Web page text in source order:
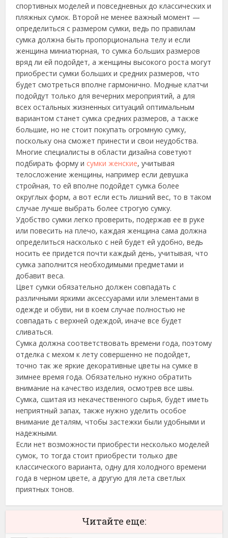
спортивных моделей и повседневных до классических и
пляжных сумок. Второй не менее важный момент —
определиться с размером сумки, ведь по правилам
сумка должна быть пропорциональна телу и если
женщина миниатюрная, то сумка больших размеров
вряд ли ей подойдет, а женщины высокого роста могут
приобрести сумки больших и средних размеров, что
будет смотреться вполне гармонично. Модные клатчи
подойдут только для вечерних мероприятий, а для
всех остальных жизненных ситуаций оптимальным
вариантом станет сумка средних размеров, а также
большие, но не стоит покупать огромную сумку,
поскольку она сможет принести и свои неудобства.
Многие специалисты в области дизайна советуют
подбирать форму и сумки женские, учитывая
телосложение женщины, например если девушка
стройная, то ей вполне подойдет сумка более
округлых форм, а вот если есть лишний вес, то в таком
случае лучше выбрать более строгую сумку.
Удобство сумки легко проверить, подержав ее в руке
или повесить на плечо, каждая женщина сама должна
определиться насколько с ней будет ей удобно, ведь
носить ее придется почти каждый день, учитывая, что
сумка заполнится необходимыми предметами и
добавит веса.
Цвет сумки обязательно должен совпадать с
различными яркими аксессуарами или элементами в
одежде и обуви, ни в коем случае полностью не
совпадать с верхней одеждой, иначе все будет
сливаться.
Сумка должна соответствовать времени года, поэтому
отделка с мехом к лету совершенно не подойдет,
точно так же яркие декоративные цветы на сумке в
зимнее время года. Обязательно нужно обратить
внимание на качество изделия, осмотрев все швы.
Сумка, сшитая из некачественного сырья, будет иметь
неприятный запах, также нужно уделить особое
внимание деталям, чтобы застежки были удобными и
надежными.
Если нет возможности приобрести несколько моделей
сумок, то тогда стоит приобрести только две
классического варианта, одну для холодного времени
года в черном цвете, а другую для лета светлых
приятных тонов.
Читайте еще: